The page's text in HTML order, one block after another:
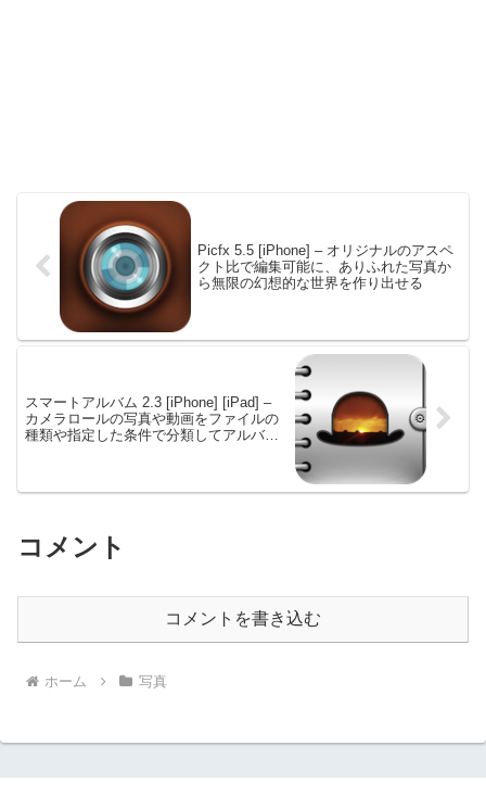
Picfx 5.5 [iPhone] – オリジナルのアスペ
クト比で編集可能に、ありふれた写真か
ら無限の幻想的な世界を作り出せる
スマートアルバム 2.3 [iPhone] [iPad] –
カメラロールの写真や動画をファイルの
種類や指定した条件で分類してアルバム
コメント
コメントを書き込む
ホーム 写真